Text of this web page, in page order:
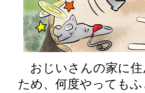
おじいさんの家に住
ため、何度やっても